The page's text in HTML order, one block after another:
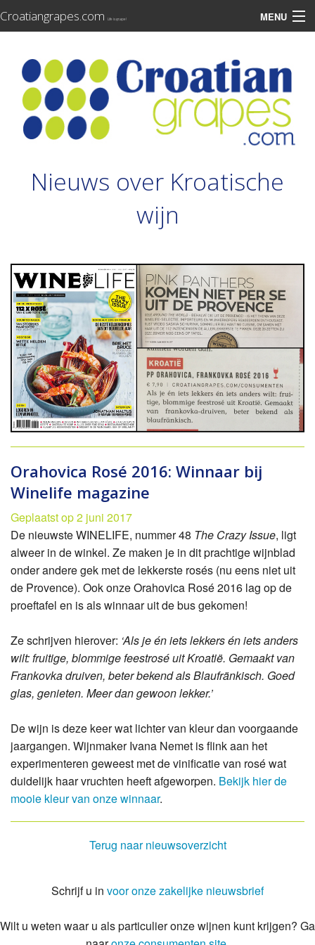
Croatiangrapes.com Life is grape! MENU
Nieuws over Kroatische
wijn
Orahovica Rosé 2016: Winnaar bij
Winelife magazine
Geplaatst op 2 juni 2017
De nieuwste WINELIFE, nummer 48 The Crazy Issue, ligt
alweer in de winkel. Ze maken je in dit prachtige wijnblad
onder andere gek met de lekkerste rosés (nu eens niet uit
de Provence). Ook onze Orahovica Rosé 2016 lag op de
proeftafel en is als winnaar uit de bus gekomen!
Ze schrijven hierover: ‘Als je én iets lekkers én iets anders
wilt: fruitige, blommige feestrosé uit Kroatië. Gemaakt van
Frankovka druiven, beter bekend als Blaufränkisch. Goed
glas, genieten. Meer dan gewoon lekker.’
De wijn is deze keer wat lichter van kleur dan voorgaande
jaargangen. Wijnmaker Ivana Nemet is flink aan het
experimenteren geweest met de vinificatie van rosé wat
duidelijk haar vruchten heeft afgeworpen. Bekijk hier de
mooie kleur van onze winnaar.
Terug naar nieuwsoverzicht
Schrijf u in voor onze zakelijke nieuwsbrief
Wilt u weten waar u als particulier onze wijnen kunt krijgen? Ga